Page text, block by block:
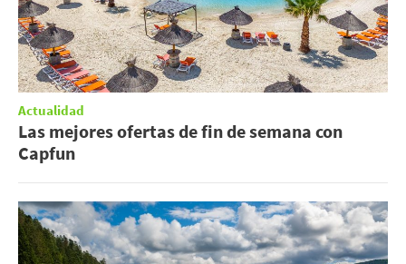
Actualidad
Las mejores ofertas de fin de semana con
Capfun